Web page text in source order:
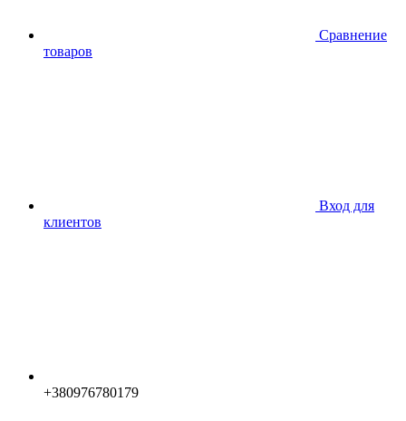
Сравнение
товаров
Вход для
клиентов
+380976780179